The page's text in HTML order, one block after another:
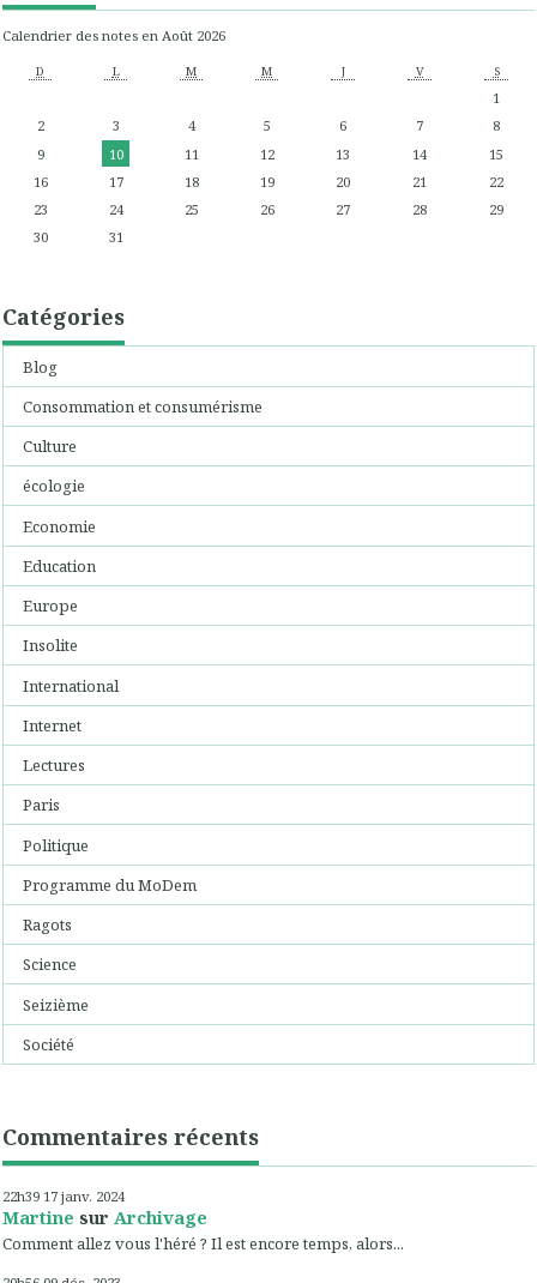
Calendrier des notes en Août 2026
D L M M J V S
1
2
3 4 5 6 7
8
9
10 11 12 13 14
15
16
17 18 19 20 21
22
23
24 25 26 27 28
29
30
31
Catégories
Blog
Consommation et consumérisme
Culture
écologie
Economie
Education
Europe
Insolite
International
Internet
Lectures
Paris
Politique
Programme du MoDem
Ragots
Science
Seizième
Société
Commentaires récents
22h39 17 janv. 2024
Martine sur Archivage
Comment allez vous l'héré ? Il est encore temps, alors...